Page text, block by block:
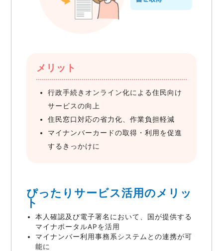
メリット
行政手続きオンライン化による住民向け
サービスの向上
住民窓口対応の省力化、作業負担軽減
マイナンバーカードの取得・利用を促進
するきっかけに
ぴったりサービス活用のメリッ
ト
本人確認及び電子署名において、国が提供する
マイナポータルAPを活用
マイナンバー利用事務系システムとの連携が可
能に